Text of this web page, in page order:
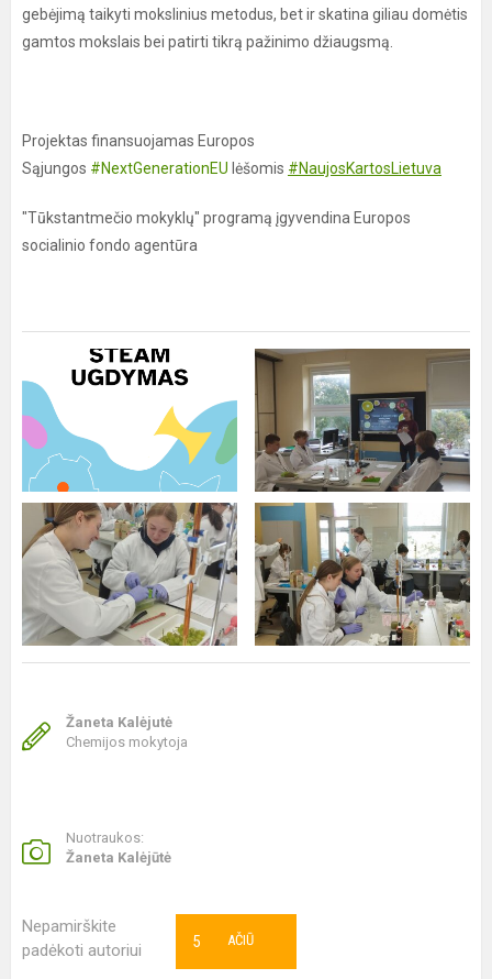
gebėjimą taikyti mokslinius metodus, bet ir skatina giliau domėtis
gamtos mokslais bei patirti tikrą pažinimo džiaugsmą.
Projektas finansuojamas Europos
Sąjungos #NextGenerationEU lėšomis #NaujosKartosLietuva
"Tūkstantmečio mokyklų" programą įgyvendina Europos
socialinio fondo agentūra
Žaneta Kalėjutė
Chemijos mokytoja
Nuotraukos:
Žaneta Kalėjūtė
Nepamirškite
padėkoti autoriui
AČIŪ
5